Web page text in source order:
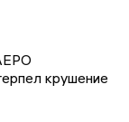
крушение